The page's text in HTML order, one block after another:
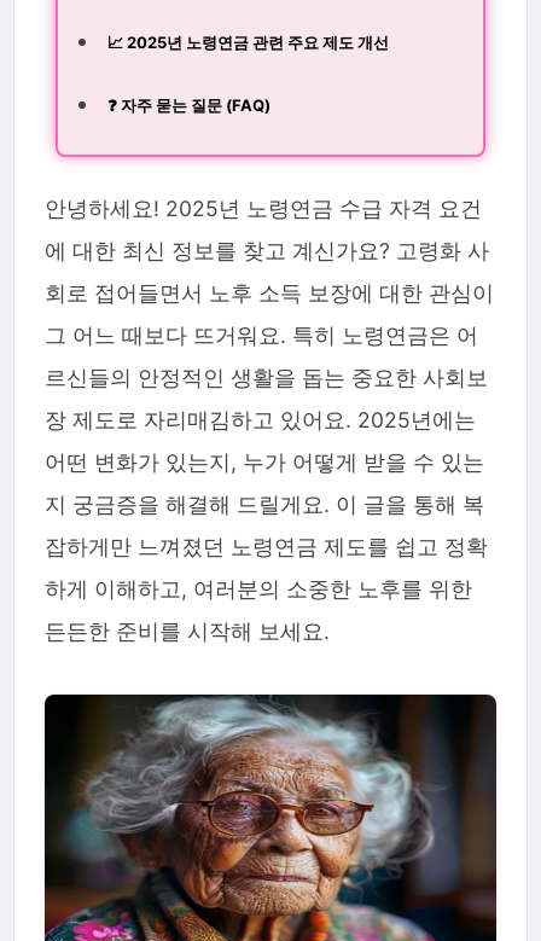
📈 2025년 노령연금 관련 주요 제도 개선
❓ 자주 묻는 질문 (FAQ)
안녕하세요! 2025년 노령연금 수급 자격 요건
에 대한 최신 정보를 찾고 계신가요? 고령화 사
회로 접어들면서 노후 소득 보장에 대한 관심이
그 어느 때보다 뜨거워요. 특히 노령연금은 어
르신들의 안정적인 생활을 돕는 중요한 사회보
장 제도로 자리매김하고 있어요. 2025년에는
어떤 변화가 있는지, 누가 어떻게 받을 수 있는
지 궁금증을 해결해 드릴게요. 이 글을 통해 복
잡하게만 느껴졌던 노령연금 제도를 쉽고 정확
하게 이해하고, 여러분의 소중한 노후를 위한
든든한 준비를 시작해 보세요.